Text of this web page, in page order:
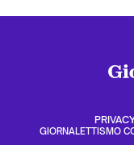
GIORNALETTISMO